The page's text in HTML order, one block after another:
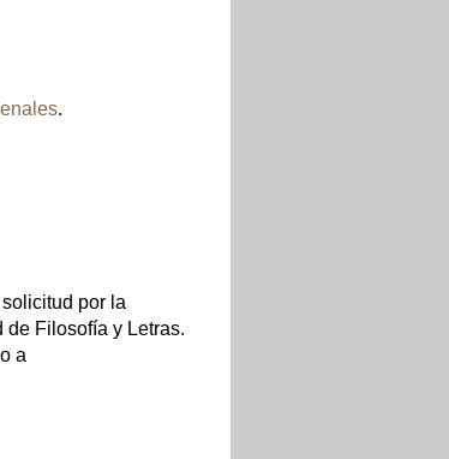
.
por la
de Filosofía y Letras.
a